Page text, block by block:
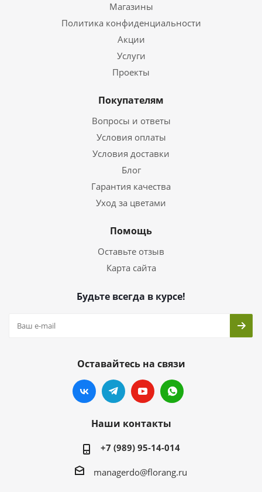
Магазины
Политика конфиденциальности
Акции
Услуги
Проекты
Покупателям
Вопросы и ответы
Условия оплаты
Условия доставки
Блог
Гарантия качества
Уход за цветами
Помощь
Оставьте отзыв
Карта сайта
Будьте всегда в курсе!
Оставайтесь на связи
Наши контакты
+7 (989) 95-14-014
managerdo@florang.ru